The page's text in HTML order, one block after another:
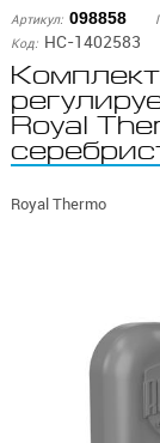
Артикул: 098858
Код: НС-1402583
Royal
Royal Thermo